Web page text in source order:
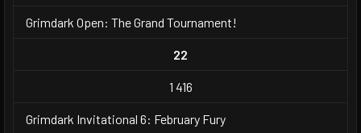
Grimdark Open: The Grand Tournament!
22
1 416
Grimdark Invitational 6: February Fury